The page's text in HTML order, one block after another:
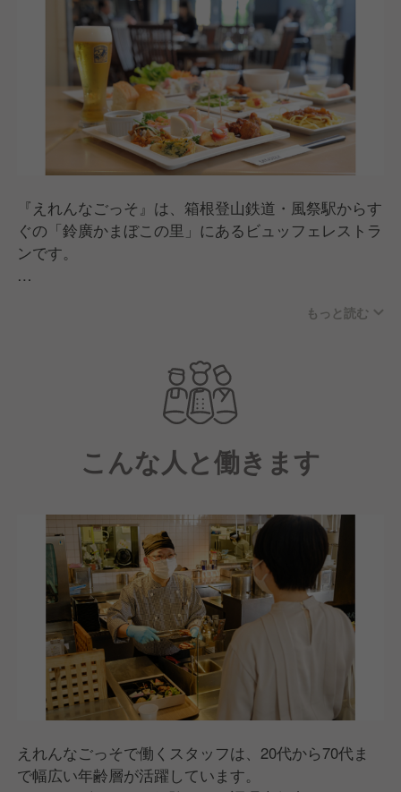
『えれんなごっそ』は、箱根登山鉄道・風祭駅からす
ぐの「鈴廣かまぼこの里」にあるビュッフェレストラ
ンです。
湾の魚介や小田原・箱根の野菜を使った約50品目のお
料理をビュッフェ形式で提供しています。
また、隣接する醸造所で職人が毎日手間ひまかけて醸
造するクラフトビール「箱根ビール」も提供してお
り、かまぼこの里全体で食の楽しみを広げています。
席で構成された全40席。
箱根登山電車「モハ1形107号」を活用したカフェも
併設しており、お子様向けのメニューや離乳食の無料
サービスも充実しているので、お客様の層は家族連れ
が多いですが、完全予約制で夜の部として歓送迎など
で貸切でご利用いただくこともあります。
2009年6月に開業以来、おかげさまで多くの方々にご
来店いただきました。これからもコンセプトにある
「地産地消」を大切にしながら、小田原・箱根の食の
魅力をお届けしてまいります。そして現在は戦力強化
に向けて、新しい仲間の採用活動に注力中です！
もっと読む
こんな人と働きます
えれんなごっそで働くスタッフは、20代から70代ま
で幅広い年齢層が活躍しています。